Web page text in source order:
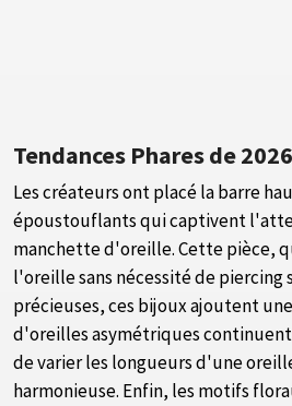
Tendances Phares de 2026
Les créateurs ont placé la barre
époustouflants qui captivent
manchette d'oreille. Cette pièce,
l'oreille sans nécessité de
précieuses, ces bijoux ajoutent
d'oreilles asymétriques
de varier les longueurs d'une
harmonieuse. Enfin, les motifs